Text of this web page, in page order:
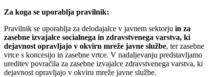
Za koga se uporablja pravilnik:
Pravilnik se uporablja za delodajalce v javnem sektorju in za
zasebne izvajalce socialnega in zdravstvenega varstva, ki
dejavnost opravljajo v okviru mreže javne službe, ter zasebne
vrtce s koncesijo in zasebne vrtce. V nadaljevanju predstavljamo
ureditev povračila za zasebne izvajalce zdravstvenega varstva, ki
dejavnost opravljajo v okviru mreže javne službe.